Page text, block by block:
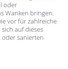
oder
Wanken bringen.
vor für zahlreiche
auf dieses
oder sanierten